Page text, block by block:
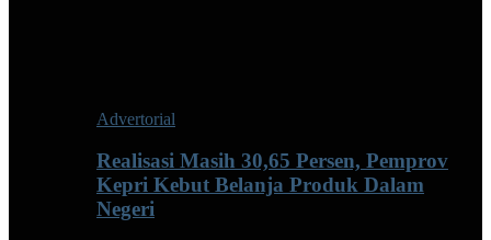
Advertorial
Realisasi Masih 30,65 Persen, Pemprov
Kepri Kebut Belanja Produk Dalam
Negeri